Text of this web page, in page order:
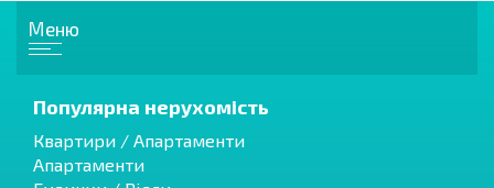
Меню
Популярна нерухомість
Квартири / Апартаменти
Апартаменти